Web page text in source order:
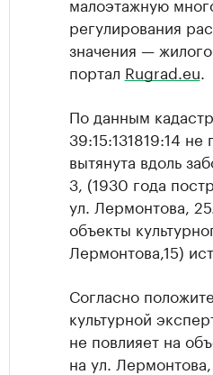
регулирования
значения —
портал Rugrad.eu
По данным
39:15:131819:14
вытянута вдоль
3, (1930 года
ул. Лермонтова,
объекты
Лермонтова,15)
Согласно
культурной
не повлияет на
на ул. Лермонтова,